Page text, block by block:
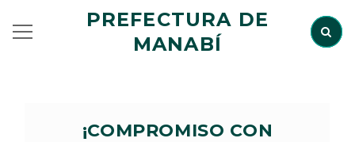
PREFECTURA DE
MANABÍ
¡COMPROMISO CON